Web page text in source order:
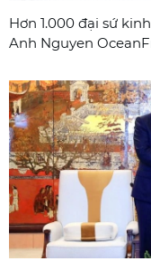
Hơn 1.000 đại sứ
Anh Nguyen